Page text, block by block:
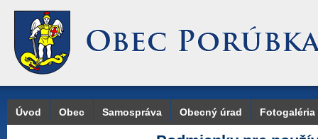
Úvod Obec Samospráva Obecný úrad Fotogaléria